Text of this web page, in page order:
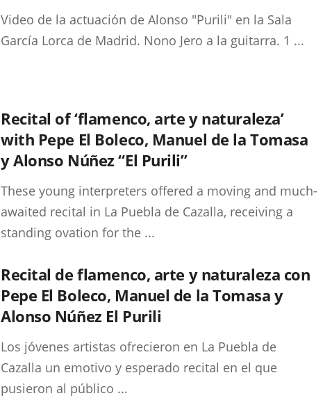
Video de la actuación de Alonso "Purili" en la Sala
García Lorca de Madrid. Nono Jero a la guitarra. 1 ...
Recital of ‘flamenco, arte y naturaleza’
with Pepe El Boleco, Manuel de la Tomasa
y Alonso Núñez “El Purili”
These young interpreters offered a moving and much-
awaited recital in La Puebla de Cazalla, receiving a
standing ovation for the ...
Recital de flamenco, arte y naturaleza con
Pepe El Boleco, Manuel de la Tomasa y
Alonso Núñez El Purili
Los jóvenes artistas ofrecieron en La Puebla de
Cazalla un emotivo y esperado recital en el que
pusieron al público ...